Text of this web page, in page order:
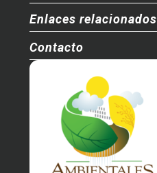
Enlaces relacionados
Contacto